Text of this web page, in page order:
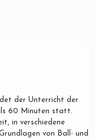
der Unterricht der
60 Minuten statt.
in verschiedene
von Ball- und